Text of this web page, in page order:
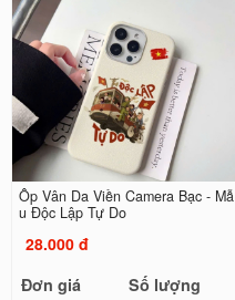
Ốp Vân Da Viền Camera Bạc - Mẫ
u Độc Lập Tự Do
28.000 đ
Đơn giá
Số lượng